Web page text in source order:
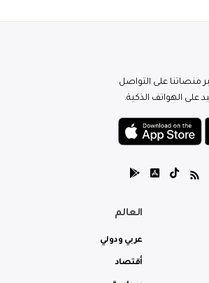
منصاتنا على التواصل
على الهواتف الذكية.
العالم
عربي ودولي
أقتصاد